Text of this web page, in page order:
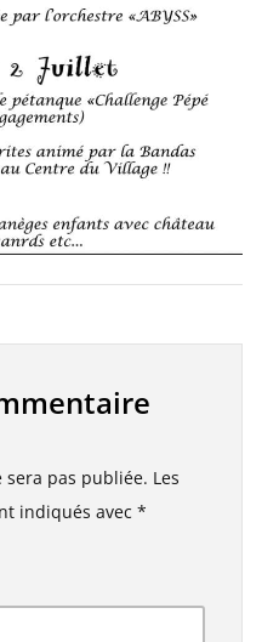
sera pas publiée. Les
indiqués avec *